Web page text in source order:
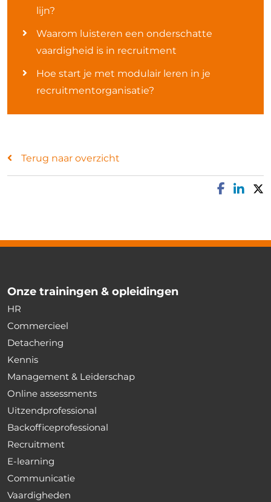
lijn?
Waarom luisteren een onderschatte
vaardigheid is in recruitment
Hoe start je met modulair leren in je
recruitmentorganisatie?
Terug naar overzicht
Onze trainingen & opleidingen
HR
Commercieel
Detachering
Kennis
Management & Leiderschap
Online assessments
Uitzendprofessional
Backofficeprofessional
Recruitment
E-learning
Communicatie
Vaardigheden